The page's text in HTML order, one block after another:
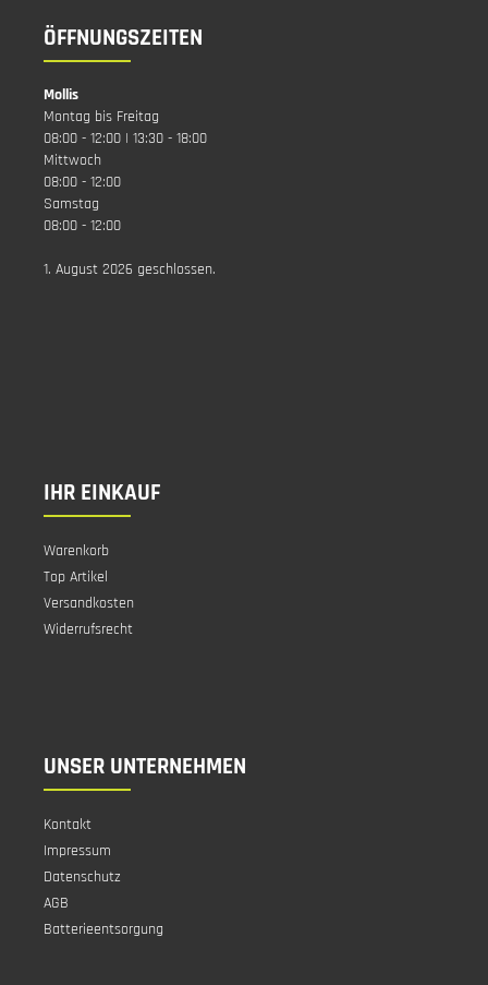
ÖFFNUNGSZEITEN
Mollis
Montag bis Freitag
08:00 - 12:00 | 13:30 - 18:00
Mittwoch
08:00 - 12:00
Samstag
08:00 - 12:00
1. August 2026 geschlossen.
IHR EINKAUF
Warenkorb
Top Artikel
Versandkosten
Widerrufsrecht
UNSER UNTERNEHMEN
Kontakt
Impressum
Datenschutz
AGB
Batterieentsorgung